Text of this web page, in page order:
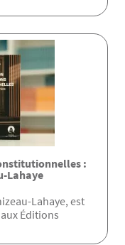
:
Lahaye
Lahaye, est
Éditions